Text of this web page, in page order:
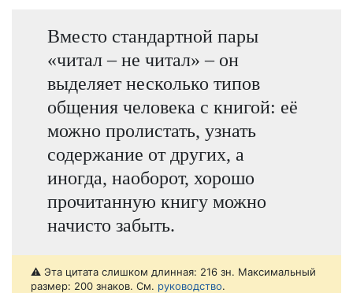
Вместо стандартной пары
«читал – не читал» – он
выделяет несколько типов
общения человека с книгой: её
можно пролистать, узнать
содержание от других, а
иногда, наоборот, хорошо
прочитанную книгу можно
начисто забыть.
⚠️ Эта цитата слишком длинная: 216 зн. Максимальный
размер: 200 знаков. См. руководство.